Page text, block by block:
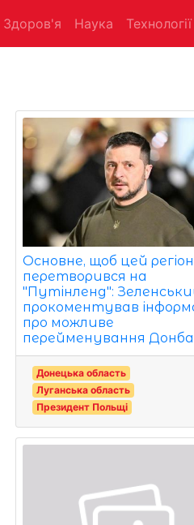
Здоров'я Наука Технології
Основне, щоб цей
перетворився на
"Путінленд":
прокоментував
про можливе
перейменування
Донецька область
Луганська область
Президент Польщі